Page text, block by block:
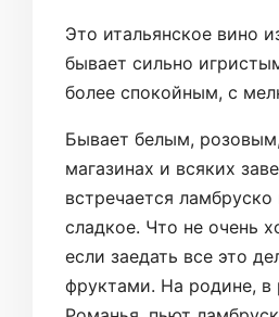
Это итальянское вино
бывает сильно
более спокойным, с
Бывает белым,
магазинах и всяких
встречается
сладкое. Что не очень
если заедать все это
фруктами. На родине, в